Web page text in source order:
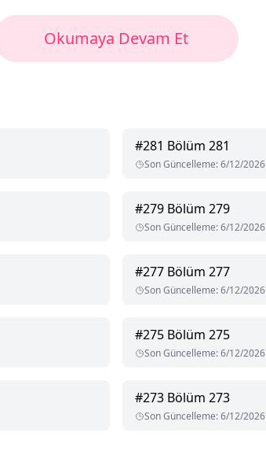
Okumaya Devam Et
#281 Bölüm 281
Son Güncelleme:6/12/2026
#279 Bölüm 279
Son Güncelleme:6/12/2026
#277 Bölüm 277
Son Güncelleme:6/12/2026
#275 Bölüm 275
Son Güncelleme:6/12/2026
#273 Bölüm 273
Son Güncelleme:6/12/2026